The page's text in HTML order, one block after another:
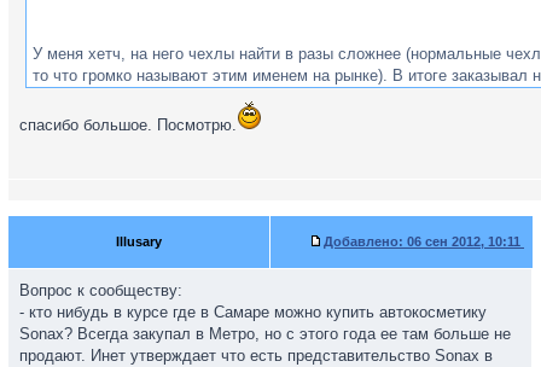
У меня хетч, на него чехлы найти в разы сложнее (нормальные
то что громко называют этим именем на рынке). В итоге заказывал
https://polosedan.ru/forum/go.php?http:/ ... /index.php
уточнив материал, цвет и т.д. Вчера установил... качеством вполне
спасибо большое. Посмотрю.
Illusary Добавлено: 06 сен 2012, 10:11
Вопрос к сообществу:
- кто нибудь в курсе где в Самаре можно купить автокосметику
Sonax? Всегда закупал в Метро, но с этого года ее там больше не
продают. Инет утверждает что есть представительство Sonax в